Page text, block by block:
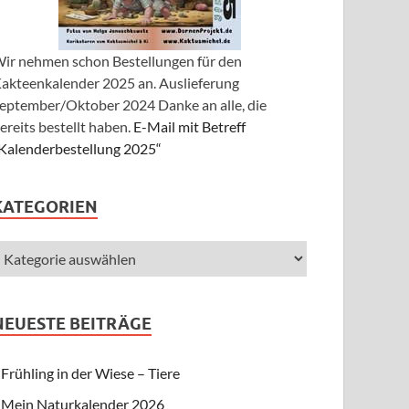
nehmen schon Bestellungen für den
2025 an. Auslieferung
Oktober 2024 Danke an alle, die
bestellt haben. E-Mail mit Betreff
2025“
BEITRÄGE
Frühling in der Wiese – Tiere
Mein Naturkalender 2026